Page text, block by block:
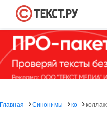
Главная Синонимы ко коллаж